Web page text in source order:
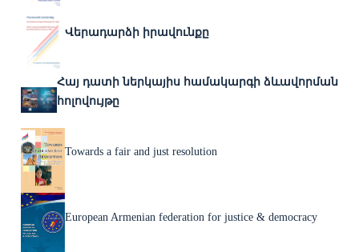
Վերադարձի իրավունքը
Հայ դատի ներկայիս համակարգի ձևավորման
հոլովույթը
Towards a fair and just resolution
European Armenian federation for justice & democracy